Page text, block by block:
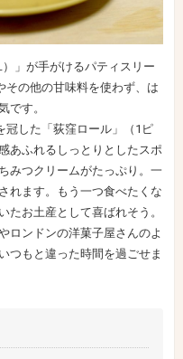
）」が手がけるパティスリー
その他の甘味料を使わず、は
です。
冠した「荻窪ロール」（1ピ
あふれるしっとりとしたスポ
みつクリームがたっぷり。一
れます。もう一つ食べたくな
たお土産として喜ばれそう。
ロンドンの洋菓子屋さんのよ
つもと違った時間を過ごせま